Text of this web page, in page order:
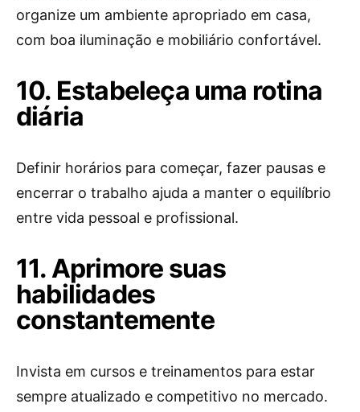
organize um ambiente apropriado em casa,
com boa iluminação e mobiliário confortável.
10. Estabeleça uma rotina
diária
Definir horários para começar, fazer pausas e
encerrar o trabalho ajuda a manter o equilíbrio
entre vida pessoal e profissional.
11. Aprimore suas
habilidades
constantemente
Invista em cursos e treinamentos para estar
sempre atualizado e competitivo no mercado.